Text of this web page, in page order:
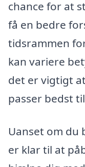
chance for at
få en bedre
tidsrammen
kan variere
det er vigtigt
passer bedst
Uanset om du
er klar til at